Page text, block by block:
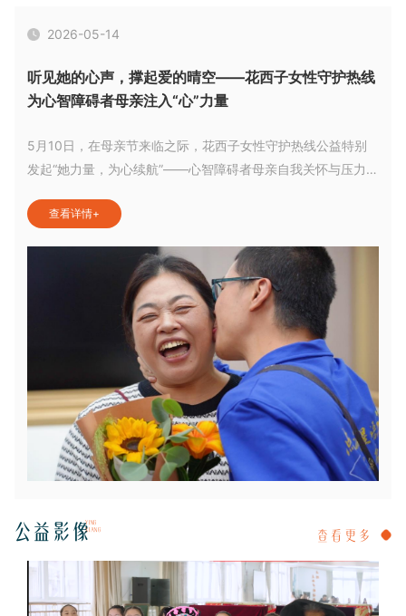
2026-05-14
听见她的心声，撑起爱的晴空——花西子女性守护热线
为心智障碍者母亲注入“心”力量
5月10日，在母亲节来临之际，花西子女性守护热线公益特别
发起“她力量，为心续航”——心智障碍者母亲自我关怀与压力释
症人士关爱阵地）暖心举办。
查看详情+
公益影像YING
XIANG
查看更多